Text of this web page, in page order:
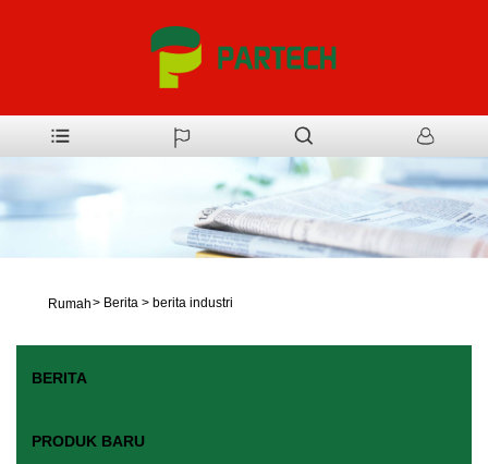
Rumah> Berita > berita industri
BERITA
PRODUK BARU